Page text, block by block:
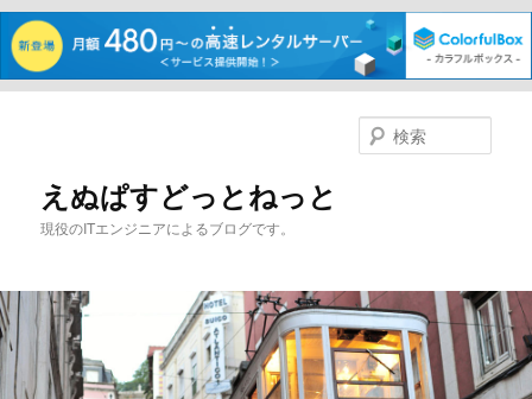
へ
移
動
えぬぱすどっとねっと
現役のITエンジニアによるブログです。
索